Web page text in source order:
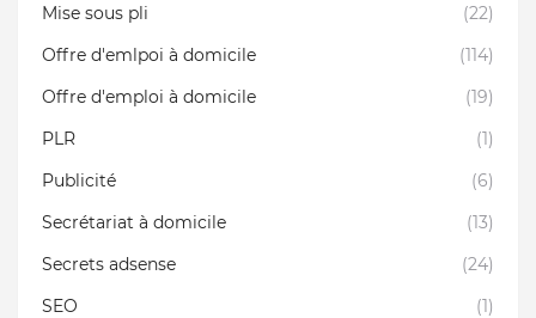
Mise sous pli
(22)
Offre d'emlpoi à domicile
(114)
Offre d'emploi à domicile
(19)
PLR
(1)
Publicité
(6)
Secrétariat à domicile
(13)
Secrets adsense
(24)
SEO
(1)